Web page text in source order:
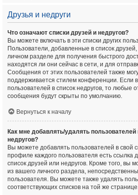
Друзья и недруги
Что означают списки друзей и недругов?
Вы можете включать в эти списки других
Пользователи, добавленные в список
личном разделе для получения быстрого
находятся ли они сейчас в сети, и для
Сообщения от этих пользователей также
поддерживается стилем конференции. Если
пользователей в список недругов, то любые
сообщения будут скрыты по умолчанию.
Вернуться к началу
Как мне добавлять/удалять
недругов?
Вы можете добавлять пользователей в свой
профиле каждого пользователя есть ссылка
список друзей или недругов. Кроме того, вы
из вашего личного раздела,
пользователя. Вы можете также удалять
соответствующих списков на той же